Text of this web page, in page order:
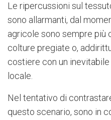
Le ripercussioni sul
sono allarmanti, dal
agricole sono sempre più
colture pregiate o,
costiere con un
locale.
Nel tentativo di
questo scenario, sono in